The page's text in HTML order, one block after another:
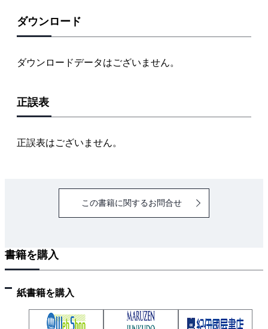
ダウンロード
ダウンロードデータはございません。
正誤表
正誤表はございません。
この書籍に関するお問合せ
書籍を購入
紙書籍を購入